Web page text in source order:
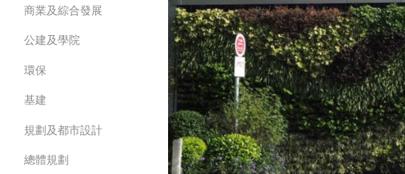
商業及綜合發展
公建及學院
環保
基建
規劃及都市設計
總體規劃